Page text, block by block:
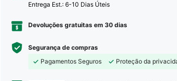
Entrega Est.: 6-10 Dias Úteis
Devoluções gratuitas em 30 dias
Segurança de compras
Pagamentos Seguros
Proteção da